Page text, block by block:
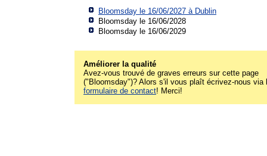
Bloomsday le 16/06/2027 à Dublin
Bloomsday le 16/06/2028
Bloomsday le 16/06/2029
Améliorer la qualité
Avez-vous trouvé de graves erreurs sur cette page
("Bloomsday")? Alors s'il vous plaît écrivez-nous via
formulaire de contact! Merci!